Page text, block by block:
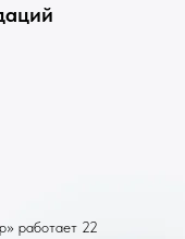
работает 22